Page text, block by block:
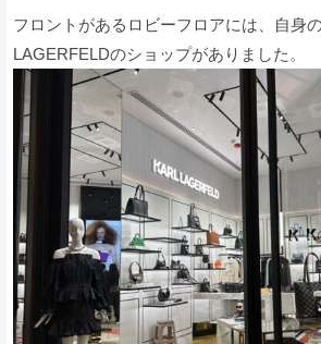
フロントがあるロビーフロアには、自身
LAGERFELDのショップがありました。